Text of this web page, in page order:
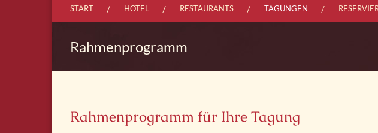
START HOTEL RESTAURANTS TAGUNGEN
Rahmenprogramm
Rahmenprogramm für Ihre Tagung